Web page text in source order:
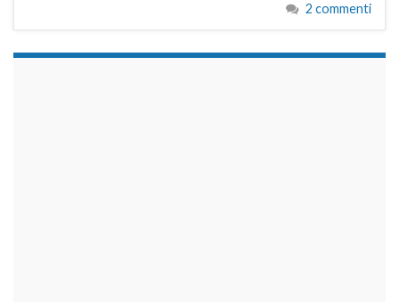
2 commenti